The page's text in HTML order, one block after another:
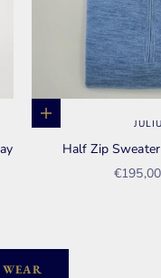
Opties kiezen
Half Zip